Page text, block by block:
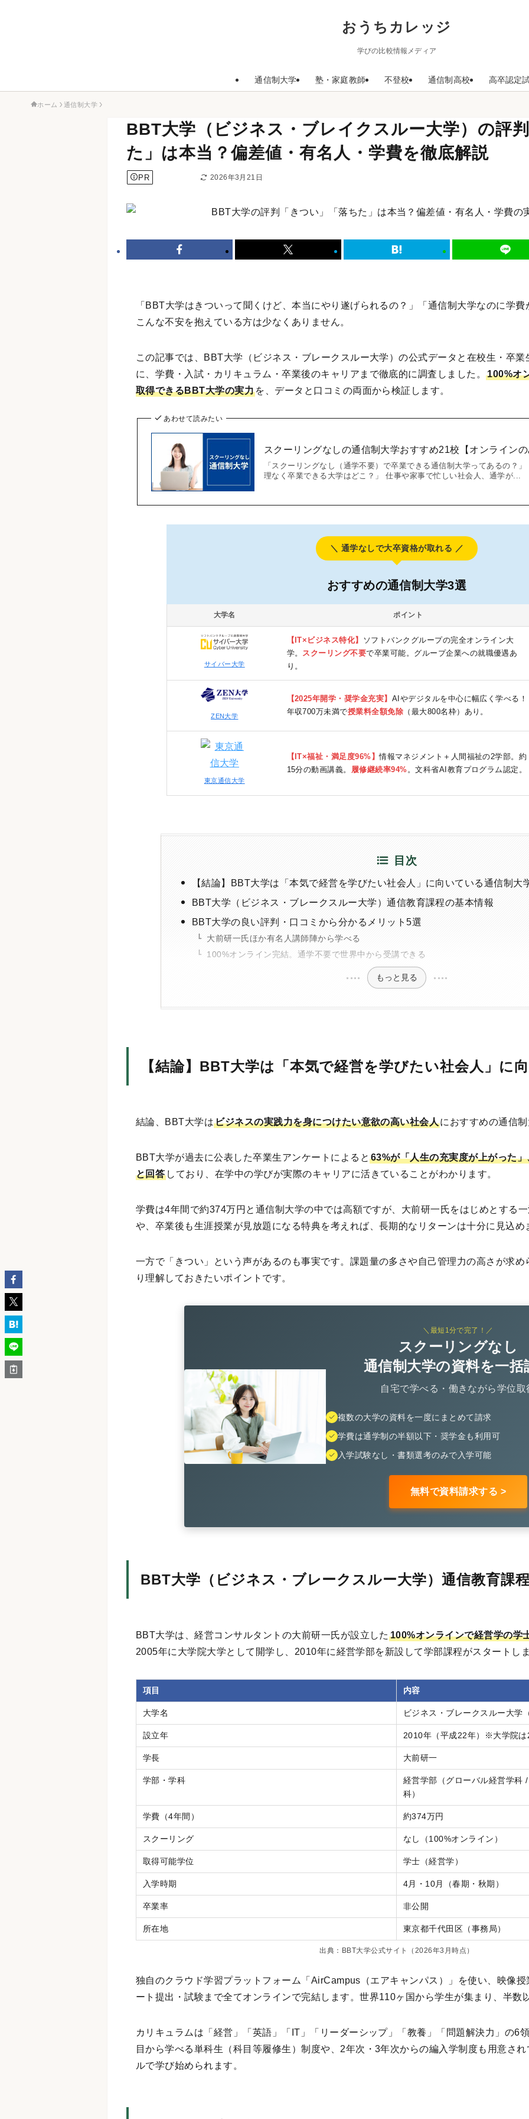
おうちカレッジ
学びの比較情報メディア
通信制大学 塾・家庭教師 不登校 通信制高校 高卒認定
ホーム 通信制大学
BBT大学（ビジネス・ブレイクスルー大学）の評
た」は本当？偏差値・有名人・学費を徹底解説
PR 2026年3月21日
「BBT大学はきついって聞くけど、本当にやり遂げられるの？」「通信制大学なのに学
こんな不安を抱えている方は少なくありません。
この記事では、BBT大学（ビジネス・ブレークスルー大学）の公式データと在校生・卒
に、学費・入試・カリキュラム・卒業後のキャリアまで徹底的に調査しました。100%オ
取得できるBBT大学の実力 を、データと口コミの両面から検証します。
あわせて読みたい
スクーリングなしの通信制大学おすすめ21校【オンライン
「スクーリングなし（通学不要）で卒業できる通信制大学ってあるの？
理なく卒業できる大学はどこ？」 仕事や家事で忙しい社会人、通学が...
＼ 通学なしで大卒資格が取れる ／
おすすめの通信制大学3選
大学名 ポイント
サイバー大学
【IT×ビジネス特化】
ソフトバンクグループの完全オンライン大
学。
スクーリング不要で卒業可能。グループ企業への就職優遇あ
り。
ZEN大学
【2025年開学・奨学金充実】 AIやデジタルを中心に幅広く学べる！
年収700万未満で授業料全額免除 （最大800名枠）あり。
東京通信大学
【IT×福祉・満足度96%】情報マネジメント＋人間福祉の2学部。約
15分の動画講義。 履修継続率94% 。文科省AI教育プログラム認定。
目次
【結論】BBT大学は「本気で経営を学びたい社会人」に向いている通信制大
BBT大学（ビジネス・ブレークスルー大学）通信教育課程の基本情報
BBT大学の良い評判・口コミから分かるメリット5選
大前研一氏ほか有名人講師陣から学べる
100%オンライン完結。通学不要で世界中から受講できる
もっと見る
【結論】BBT大学は「本気で経営を学びたい社会人」に
結論、BBT大学はビジネスの実践力を身につけたい意欲の高い社会人におすすめの通信
BBT大学が過去に公表した卒業生アンケートによると 63%が「人生の充実度が上がった
と回答 しており、在学中の学びが実際のキャリアに活きていることがわかります。
学費は4年間で約374万円と通信制大学の中では高額ですが、大前研一氏をはじめとする
や、卒業後も生涯授業が見放題になる特典を考えれば、長期的なリターンは十分に見込め
一方で「きつい」という声があるのも事実です。課題量の多さや自己管理力の高さが求
り理解しておきたいポイントです。
＼最短1分で完了！／
スクーリングなし
通信制大学の資料を一括
自宅で学べる・働きながら学位取
複数の大学の資料を一度にまとめて請求
学費は通学制の半額以下・奨学金も利用可
入学試験なし・書類選考のみで入学可能
無料で資料請求する >
BBT大学（ビジネス・ブレークスルー大学）通信教育課
BBT大学は、経営コンサルタントの大前研一氏が設立した 100%オンラインで経営学の学
2005年に大学院大学として開学し、2010年に経営学部を新設して学部課程がスタートし
項目 内容
大学名 ビジネス・ブレークスルー大学
設立年 2010年（平成22年）※大学院
学長 大前研一
学部・学科
経営学部（グローバル経営学科
科）
学費（4年間） 約374万円
スクーリング なし（100%オンライン）
取得可能学位 学士（経営学）
入学時期 4月・10月（春期・秋期）
卒業率 非公開
所在地 東京都千代田区（事務局）
出典：BBT大学公式サイト（2026年3月時点）
独自のクラウド学習プラットフォーム「AirCampus（エアキャンパス）」を使い、映像
ート提出・試験まで全てオンラインで完結します。世界110ヶ国から学生が集まり、半数
カリキュラムは「経営」「英語」「IT」「リーダーシップ」「教養」「問題解決力」の6
目から学べる単科生（科目等履修生）制度や、2年次・3年次からの編入学制度も用意さ
ルで学び始められます。